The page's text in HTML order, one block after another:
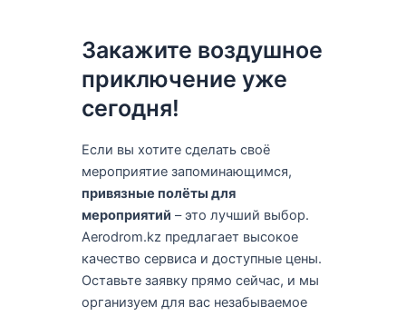
Закажите воздушное
приключение уже
сегодня!
Если вы хотите сделать своё
мероприятие запоминающимся,
привязные полёты для
мероприятий – это лучший выбор.
Aerodrom.kz предлагает высокое
качество сервиса и доступные цены.
Оставьте заявку прямо сейчас, и мы
организуем для вас незабываемое